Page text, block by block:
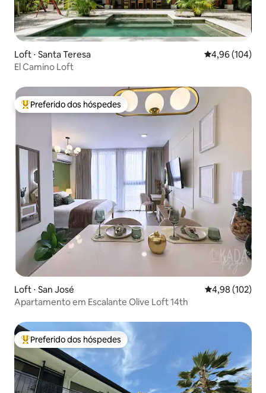
Loft ⋅ Santa Teresa 4,96 de uma
4,96 (104)
El Camino Loft
Entre os melhores preferidos dos hóspedes
Preferido dos hóspedes
Loft ⋅ San José 4,98 de uma
4,98 (102)
Apartamento em Escalante Olive Loft 14th
Entre os melhores preferidos dos hóspedes
Preferido dos hóspedes